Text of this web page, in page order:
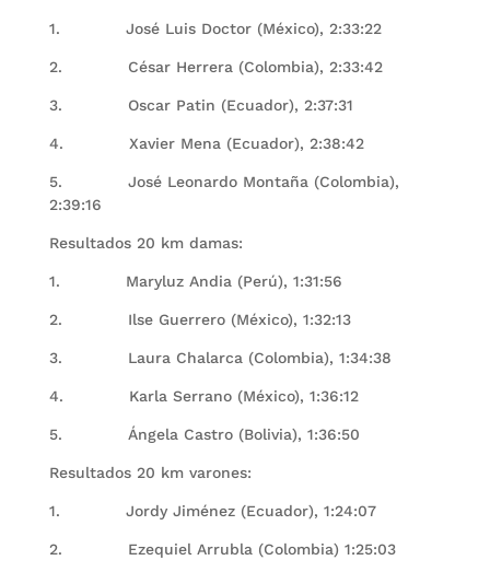
1. José Luis Doctor (México), 2:33:22
2. César Herrera (Colombia), 2:33:42
3. Oscar Patin (Ecuador), 2:37:31
4. Xavier Mena (Ecuador), 2:38:42
5. José Leonardo Montaña (Colombia),
2:39:16
Resultados 20 km damas:
1. Maryluz Andia (Perú), 1:31:56
2. Ilse Guerrero (México), 1:32:13
3. Laura Chalarca (Colombia), 1:34:38
4. Karla Serrano (México), 1:36:12
5. Ángela Castro (Bolivia), 1:36:50
Resultados 20 km varones:
1. Jordy Jiménez (Ecuador), 1:24:07
2. Ezequiel Arrubla (Colombia) 1:25:03